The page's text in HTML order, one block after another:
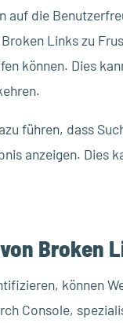
auf die
Links zu
können. Dies
führen, dass
anzeigen. Dies
Broken
können
Console,